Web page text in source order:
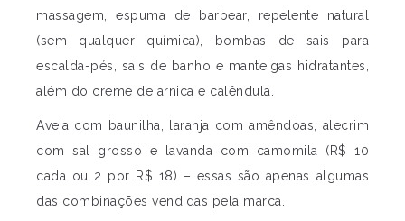
massagem, espuma de barbear, repelente natural
(sem qualquer química), bombas de sais para
escalda-pés, sais de banho e manteigas hidratantes,
além do creme de arnica e calêndula.
Aveia com baunilha, laranja com amêndoas, alecrim
com sal grosso e lavanda com camomila (R$ 10
cada ou 2 por R$ 18) – essas são apenas algumas
das combinações vendidas pela marca.